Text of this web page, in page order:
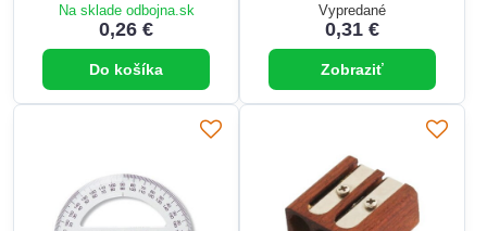
Na sklade odbojna.sk
0,26 €
Do košíka
Vypredané
0,31 €
Zobraziť